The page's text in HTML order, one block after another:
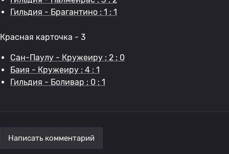
Гильдия - Брагантино : 1 : 1
Красная карточка - 3
Сан-Паулу - Кружеиру : 2 : 0
Баия - Кружеиру : 4 : 1
Гильдия - Боливар : 0 : 1
Написать комментарий